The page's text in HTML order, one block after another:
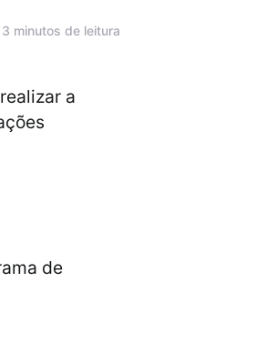
3 minutos de leitura
a
de